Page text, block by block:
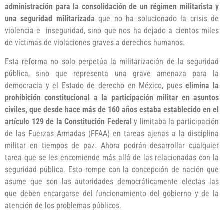
administración para la consolidación de un régimen militarista y
una seguridad militarizada que no ha solucionado la crisis de
violencia e inseguridad, sino que nos ha dejado a cientos miles
de víctimas de violaciones graves a derechos humanos.
Esta reforma no solo perpetúa la militarización de la seguridad
pública, sino que representa una grave amenaza para la
democracia y el Estado de derecho en México, pueselimina la
prohibición constitucional a la participación militar en asuntos
civiles, que desde hace más de 160 años estaba establecido en el
artículo 129 de la Constitución Federal y limitaba la participación
de las Fuerzas Armadas (FFAA) en tareas ajenas a la disciplina
militar en tiempos de paz. Ahora podrán desarrollar cualquier
tarea que se les encomiende más allá de las relacionadas con la
seguridad pública. Esto rompe con la concepción de nación que
asume que son las autoridades democráticamente electas las
que deben encargarse del funcionamiento del gobierno y de la
atención de los problemas públicos.